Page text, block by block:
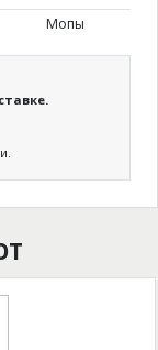
Мопы